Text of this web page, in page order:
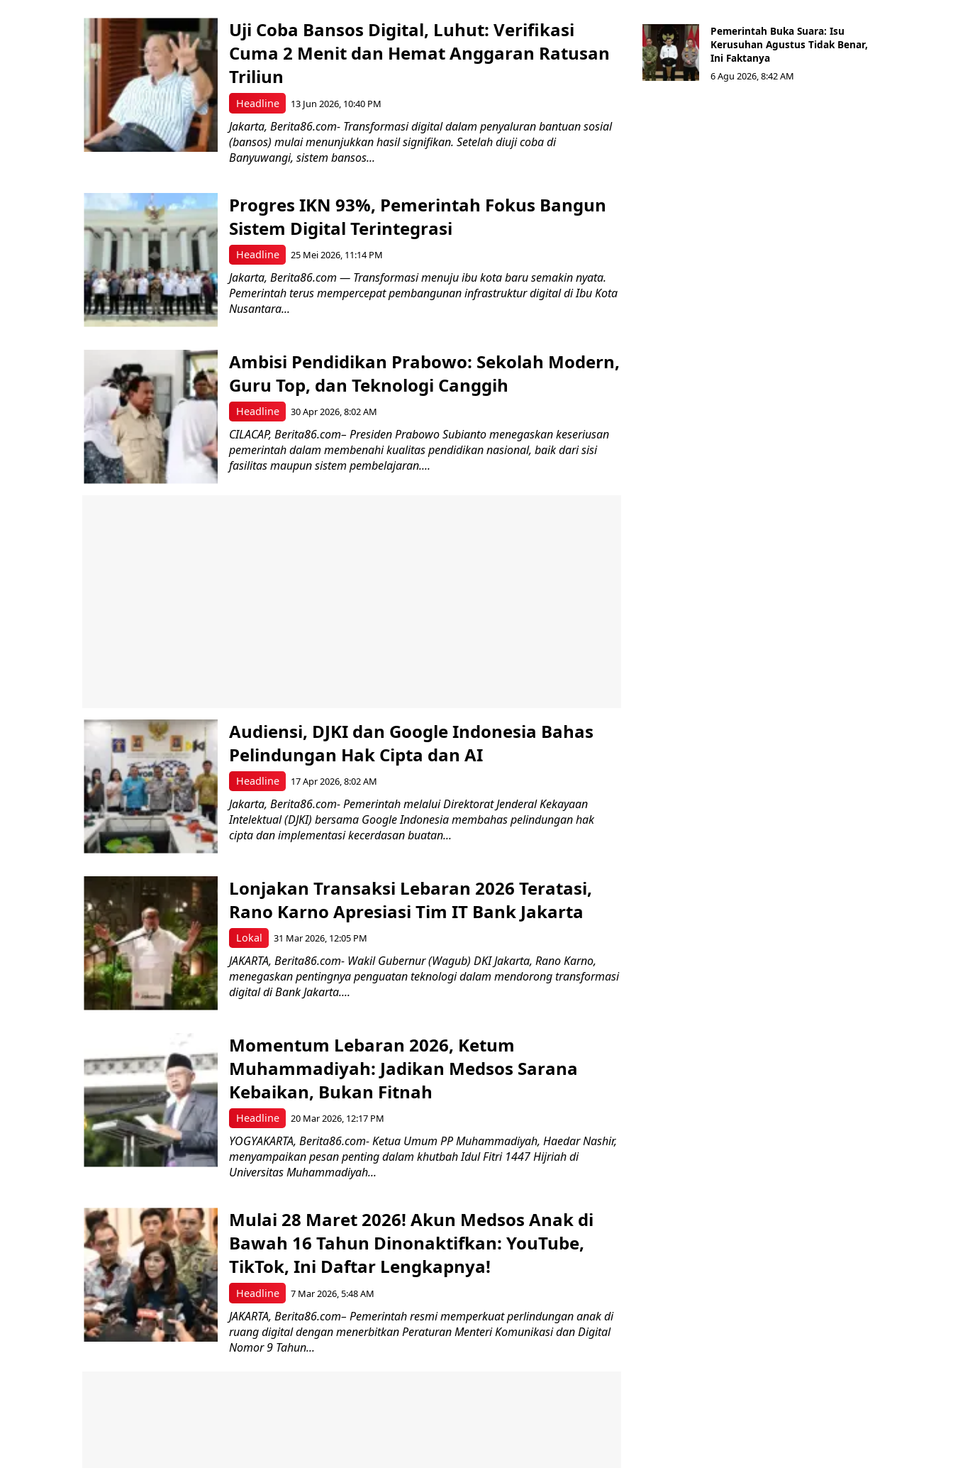
Headline
Uji Coba Bansos Digital, Luhut: Verifikasi
Cuma 2 Menit dan Hemat Anggaran Ratusan
Triliun
13 Jun 2026, 10:40 PM
Jakarta, Berita86.com- Transformasi digital dalam penyaluran bantuan sosial
(bansos) mulai menunjukkan hasil signifikan. Setelah diuji coba di
Banyuwangi, sistem bansos...
Headline
Progres IKN 93%, Pemerintah Fokus Bangun
Sistem Digital Terintegrasi
25 Mei 2026, 11:14 PM
Jakarta, Berita86.com — Transformasi menuju ibu kota baru semakin nyata.
Pemerintah terus mempercepat pembangunan infrastruktur digital di Ibu Kota
Nusantara...
Headline
Ambisi Pendidikan Prabowo: Sekolah Modern,
Guru Top, dan Teknologi Canggih
30 Apr 2026, 8:02 AM
CILACAP, Berita86.com– Presiden Prabowo Subianto menegaskan keseriusan
pemerintah dalam membenahi kualitas pendidikan nasional, baik dari sisi
fasilitas maupun sistem pembelajaran....
Headline
Audiensi, DJKI dan Google Indonesia Bahas
Pelindungan Hak Cipta dan AI
17 Apr 2026, 8:02 AM
Jakarta, Berita86.com- Pemerintah melalui Direktorat Jenderal Kekayaan
Intelektual (DJKI) bersama Google Indonesia membahas pelindungan hak
cipta dan implementasi kecerdasan buatan...
Lokal
Lonjakan Transaksi Lebaran 2026 Teratasi,
Rano Karno Apresiasi Tim IT Bank Jakarta
31 Mar 2026, 12:05 PM
JAKARTA, Berita86.com- Wakil Gubernur (Wagub) DKI Jakarta, Rano Karno,
menegaskan pentingnya penguatan teknologi dalam mendorong transformasi
digital di Bank Jakarta....
Headline
Momentum Lebaran 2026, Ketum
Muhammadiyah: Jadikan Medsos Sarana
Kebaikan, Bukan Fitnah
20 Mar 2026, 12:17 PM
YOGYAKARTA, Berita86.com- Ketua Umum PP Muhammadiyah, Haedar Nashir,
menyampaikan pesan penting dalam khutbah Idul Fitri 1447 Hijriah di
Universitas Muhammadiyah...
Headline
Mulai 28 Maret 2026! Akun Medsos Anak di
Bawah 16 Tahun Dinonaktifkan: YouTube,
TikTok, Ini Daftar Lengkapnya!
7 Mar 2026, 5:48 AM
JAKARTA, Berita86.com– Pemerintah resmi memperkuat perlindungan anak di
ruang digital dengan menerbitkan Peraturan Menteri Komunikasi dan Digital
Nomor 9 Tahun...
Pemerintah Buka Suara: Isu
Kerusuhan Agustus Tidak Benar,
Ini Faktanya
6 Agu 2026, 8:42 AM